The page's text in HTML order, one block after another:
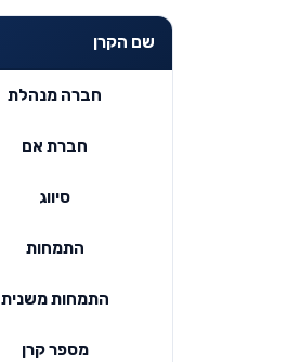
שם הקרן
חברה מנהלת
חברת אם
סיווג
התמחות
התמחות משנית
מספר קרן